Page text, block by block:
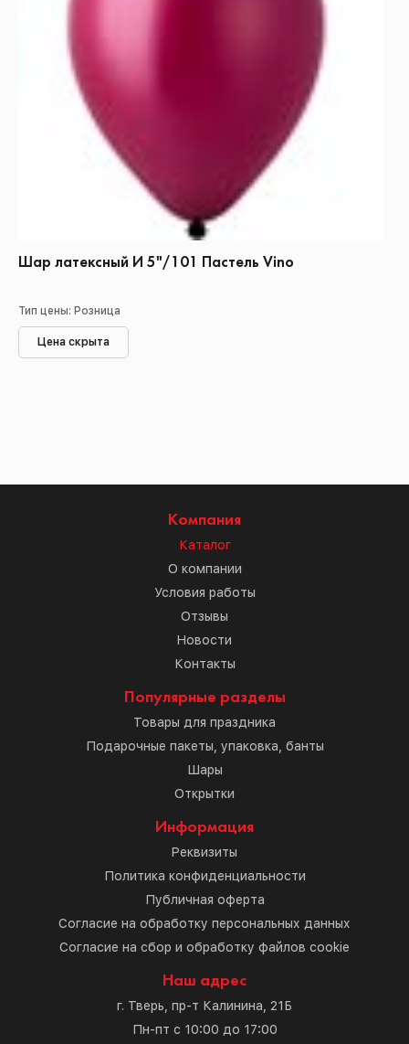
Шар латексный И 5"/101 Пастель Vino
Тип цены: Розница
Цена скрыта
Компания
Каталог
О компании
Условия работы
Отзывы
Новости
Контакты
Популярные разделы
Товары для праздника
Подарочные пакеты, упаковка, банты
Шары
Открытки
Информация
Реквизиты
Политика конфиденциальности
Публичная оферта
Согласие на обработку персональных данных
Согласие на сбор и обработку файлов cookie
Наш адрес
г. Тверь, пр-т Калинина, 21Б
Пн-пт с 10:00 до 17:00